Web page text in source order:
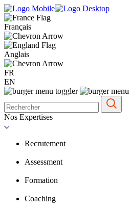
Français
Anglais
FR
EN
Nos Expertises
Recrutement
Assessment
Formation
Coaching